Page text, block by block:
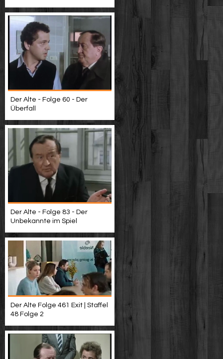
Der Alte - Folge 60 - Der
Überfall
Der Alte - Folge 83 - Der
Unbekannte im Spiel
Der Alte Folge 461 Exit | Staffel
48 Folge 2